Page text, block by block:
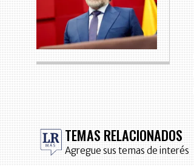
TEMAS RELACIONADOS
Agregue sus temas de interés